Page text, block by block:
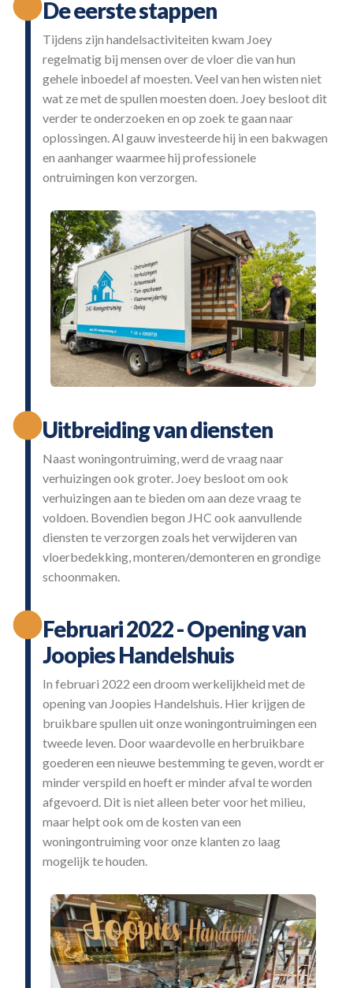
De eerste stappen
Tijdens zijn handelsactiviteiten kwam Joey
regelmatig bij mensen over de vloer die van hun
gehele inboedel af moesten. Veel van hen wisten niet
wat ze met de spullen moesten doen. Joey besloot dit
verder te onderzoeken en op zoek te gaan naar
oplossingen. Al gauw investeerde hij in een bakwagen
en aanhanger waarmee hij professionele
ontruimingen kon verzorgen.
Uitbreiding van diensten
Naast woningontruiming, werd de vraag naar
verhuizingen ook groter. Joey besloot om ook
verhuizingen aan te bieden om aan deze vraag te
voldoen. Bovendien begon JHC ook aanvullende
diensten te verzorgen zoals het verwijderen van
vloerbedekking, monteren/demonteren en grondige
schoonmaken.
Februari 2022 - Opening van
Joopies Handelshuis
In februari 2022 een droom werkelijkheid met de
opening van Joopies Handelshuis. Hier krijgen de
bruikbare spullen uit onze woningontruimingen een
tweede leven. Door waardevolle en herbruikbare
goederen een nieuwe bestemming te geven, wordt er
minder verspild en hoeft er minder afval te worden
afgevoerd. Dit is niet alleen beter voor het milieu,
maar helpt ook om de kosten van een
woningontruiming voor onze klanten zo laag
mogelijk te houden.